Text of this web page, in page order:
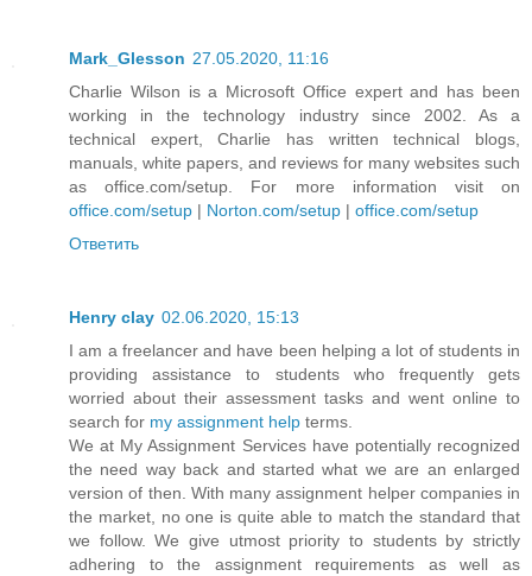
Mark_Glesson 27.05.2020, 11:16
Charlie Wilson is a Microsoft Office expert and has been
working in the technology industry since 2002. As a
technical expert, Charlie has written technical blogs,
manuals, white papers, and reviews for many websites such
as office.com/setup. For more information visit on
office.com/setup | Norton.com/setup | office.com/setup
Ответить
Henry clay 02.06.2020, 15:13
I am a freelancer and have been helping a lot of students in
providing assistance to students who frequently gets
worried about their assessment tasks and went online to
search for my assignment help terms.
We at My Assignment Services have potentially recognized
the need way back and started what we are an enlarged
version of then. With many assignment helper companies in
the market, no one is quite able to match the standard that
we follow. We give utmost priority to students by strictly
adhering to the assignment requirements as well as